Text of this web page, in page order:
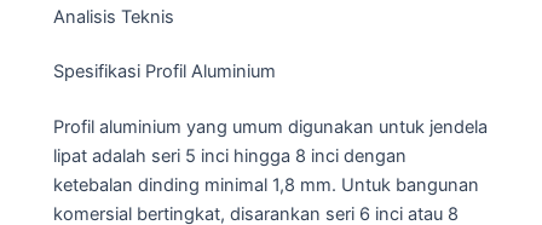
Analisis Teknis
Spesifikasi Profil Aluminium
Profil aluminium yang umum digunakan untuk jendela
lipat adalah seri 5 inci hingga 8 inci dengan
ketebalan dinding minimal 1,8 mm. Untuk bangunan
komersial bertingkat, disarankan seri 6 inci atau 8